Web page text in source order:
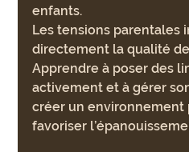
enfants.
Les tensions parentales
directement la qualité
Apprendre à poser des
activement et à gérer
créer un environnement
favoriser